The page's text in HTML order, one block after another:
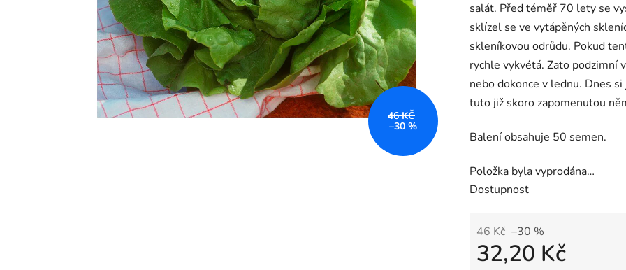
salát. Před téměř 70 lety se
sklízel se ve vytápěných
skleníkovou odrůdu. Pokud
rychle vykvétá. Zato podzimní
nebo dokonce v lednu. Dnes
tuto již skoro zapomenutou
Balení obsahuje 50 semen.
Položka byla vyprodána…
Dostupnost
46 Kč –30 %
32,20 Kč
46 KČ
–30 %